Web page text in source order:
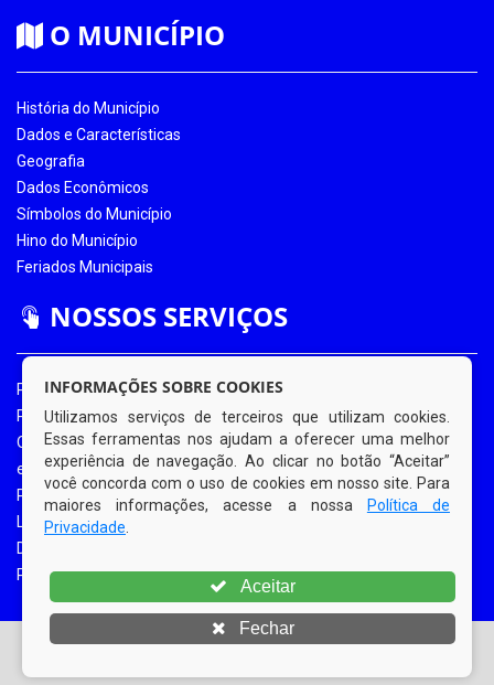
O MUNICÍPIO
História do Município
Dados e Características
Geografia
Dados Econômicos
Símbolos do Município
Hino do Município
Feriados Municipais
NOSSOS SERVIÇOS
Portal da Transparência
Portal da Transparência COVID-19
Ouvidoria Eletrônica
e-SIC
Processos de Licitação
Licitações em Andamento
Diário Oficial
Portal do Contribuinte
© Copyright 2026 Prefeitura Municipal de Bom Jardim |
INFORMAÇÕES SOBRE COOKIES
Utilizamos serviços de terceiros que utilizam cookies.
Essas ferramentas nos ajudam a oferecer uma melhor
experiência de navegação. Ao clicar no botão “Aceitar”
você concorda com o uso de cookies em nosso site. Para
maiores informações, acesse a nossa
Política de
Privacidade
Aceitar
Fechar